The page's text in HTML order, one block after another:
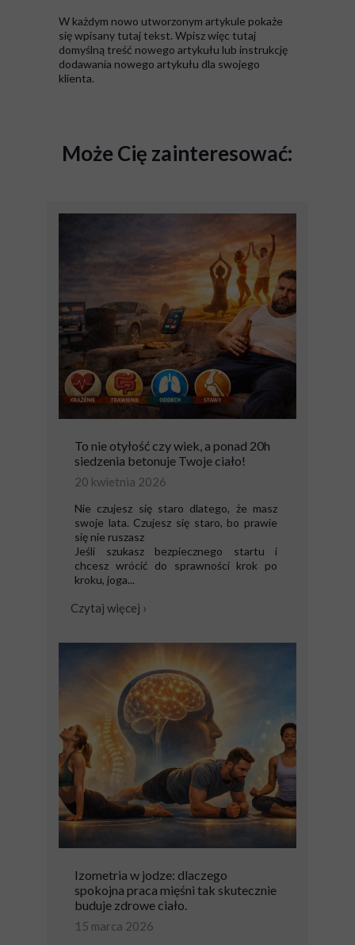
Może Cię zainteresować:
To nie otyłość czy wiek, a ponad 20h
siedzenia betonuje Twoje ciało!
20 kwietnia 2026
Nie czujesz się staro dlatego, że masz
swoje lata. Czujesz się staro, bo prawie
się nie ruszasz
Jeśli szukasz bezpiecznego startu i
chcesz wrócić do sprawności krok po
kroku, joga...
Czytaj więcej ›
Izometria w jodze: dlaczego
spokojna praca mięśni tak skutecznie
buduje zdrowe ciało.
15 marca 2026
W każdym nowo utworzonym artykule pokaże
się wpisany tutaj tekst. Wpisz więc tutaj
domyślną treść nowego artykułu lub instrukcję
dodawania nowego artykułu dla swojego
klienta.